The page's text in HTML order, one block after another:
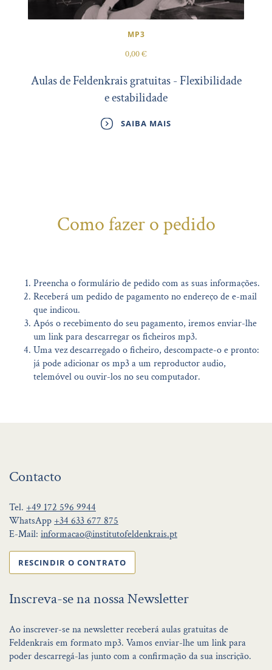
MP3
0,00 €
Aulas de Feldenkrais gratuitas - Flexibilidade
e estabilidade
SAIBA MAIS
Como fazer o pedido
Preencha o formulário de pedido com as suas informações.
Receberá um pedido de pagamento no endereço de e-mail
que indicou.
Após o recebimento do seu pagamento, iremos enviar-lhe
um link para descarregar os ficheiros mp3.
Uma vez descarregado o ficheiro, descompacte-o e pronto:
já pode adicionar os mp3 a um reproductor audio,
telemóvel ou ouvir-los no seu computador.
Contacto
Tel. +49 172 596 9944
WhatsApp +34 633 677 875
E-Mail: informacao@institutofeldenkrais.pt
RESCINDIR O CONTRATO
Inscreva-se na nossa Newsletter
Ao inscrever-se na newsletter receberá aulas gratuitas de
Feldenkrais em formato mp3. Vamos enviar-lhe um link para
poder descarregá-las junto com a confirmação da sua inscrição.